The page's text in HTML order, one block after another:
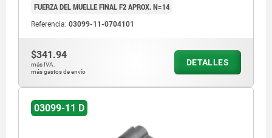
FUERZA DEL MUELLE FINAL F2 APROX. N=14
Referencia: 03099-11-0704101
$341.94
más IVA.
más gastos de envío
DETALLES
03099-11 D